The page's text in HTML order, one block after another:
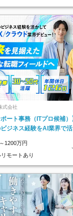
式会社
ポート事務（ITプロ候補）
ジネス経験をAI業界で
1200万円
リモートあり